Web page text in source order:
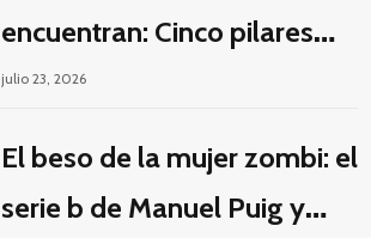
encuentran: Cinco pilares
éticos para una fantasía
julio 23, 2026
El beso de la mujer zombi: el
serie b de Manuel Puig y